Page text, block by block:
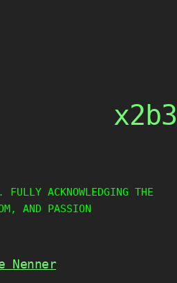
x2b3
FULLY ACKNOWLEDGING THE
AND PASSION
Nenner